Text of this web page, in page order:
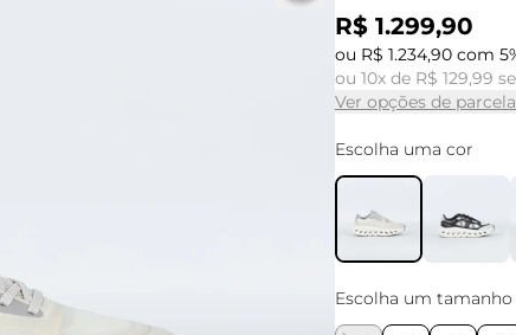
R$ 1.299,90
ou R$ 1.234,90 com
ou 10x de R$ 129,99
Ver opções de
Escolha uma cor
Escolha um tamanho